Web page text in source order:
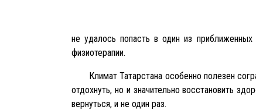
не удалось попасть в один из
физиотерапии.
Климат Татарстана особенно полезен
отдохнуть, но и значительно восстановить
вернуться, и не один раз.